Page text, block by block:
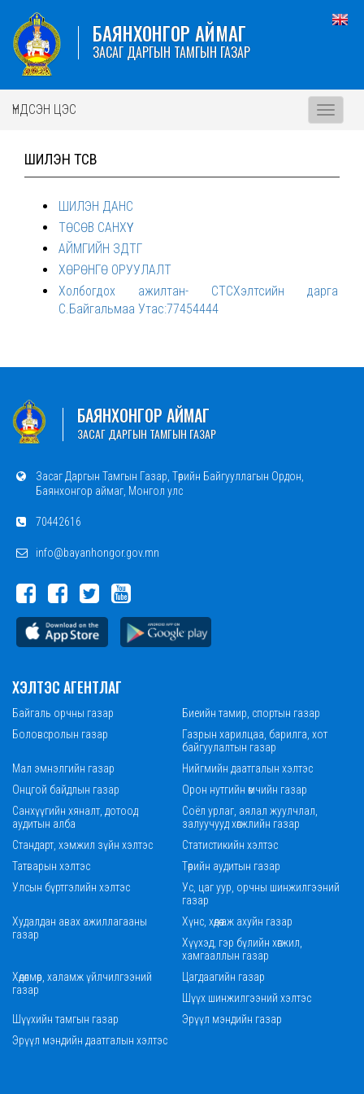
БАЯНХОНГОР АЙМАГ
ЗАСАГ ДАРГЫН ТАМГЫН ГАЗАР
ҮНДСЭН ЦЭС
Toggle
ШИЛЭН ТӨСӨВ
ШИЛЭН ДАНС
ТӨСӨВ САНХҮҮ
АЙМГИЙН ЗДТГ
ХӨРӨНГӨ ОРУУЛАЛТ
Холбогдох ажилтан- СТСХэлтсийн дарга
С.Байгальмаа Утас:77454444
БАЯНХОНГОР АЙМАГ
ЗАСАГ ДАРГЫН ТАМГЫН ГАЗАР
Засаг Даргын Тамгын Газар, Төрийн Байгууллагын Ордон,
Баянхонгор аймаг, Монгол улс
70442616
info@bayanhongor.gov.mn
ХЭЛТЭС АГЕНТЛАГ
Байгаль орчны газар
Биеийн тамир, спортын газар
Боловсролын газар
Газрын харилцаа, барилга, хот
байгуулалтын газар
Мал эмнэлгийн газар
Нийгмийн даатгалын хэлтэс
Онцгой байдлын газар
Орон нутгийн өмчийн газар
Санхүүгийн хяналт, дотоод
аудитын алба
Соёл урлаг, аялал жуулчлал,
залуучууд хөгжлийн газар
Стандарт, хэмжил зүйн хэлтэс
Статистикийн хэлтэс
Татварын хэлтэс
Төрийн аудитын газар
Улсын бүртгэлийн хэлтэс
Ус, цаг уур, орчны шинжилгээний
газар
Худалдан авах ажиллагааны
газар
Хүнс, хөдөө аж ахуйн газар
Хүүхэд, гэр бүлийн хөгжил,
хамгааллын газар
Хөдөлмөр, халамж үйлчилгээний
газар
Цагдаагийн газар
Шүүх шинжилгээний хэлтэс
Шүүхийн тамгын газар
Эрүүл мэндийн газар
Эрүүл мэндийн даатгалын хэлтэс